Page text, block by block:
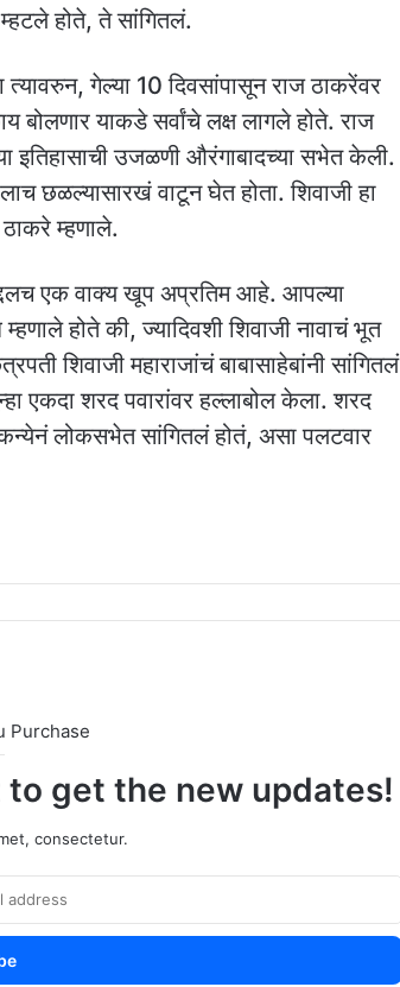
म्हटले होते, ते सांगितलं.
त्यावरुन, गेल्या 10 दिवसांपासून राज ठाकरेंवर
बोलणार याकडे सर्वांचे लक्ष लागले होते. राज
इतिहासाची उजळणी औरंगाबादच्या सभेत केली.
छळल्यासारखं वाटून घेत होता. शिवाजी हा
म्हणाले.
एक वाक्य खूप अप्रतिम आहे. आपल्या
होते की, ज्यादिवशी शिवाजी नावाचं भूत
शिवाजी महाराजांचं बाबासाहेबांनी सांगितलं
एकदा शरद पवारांवर हल्लाबोल केला. शरद
लोकसभेत सांगितलं होतं, असा पलटवार
Purchase
get the new updates!
consectetur.